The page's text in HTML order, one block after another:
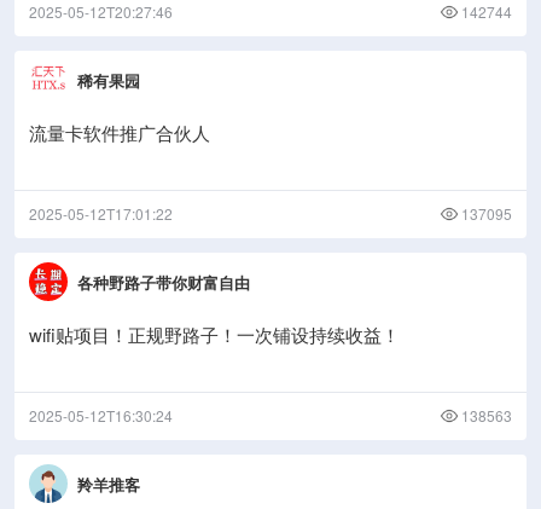
2025-05-12T20:27:46 142744
稀有果园
流量卡软件推广合伙人
2025-05-12T17:01:22 137095
各种野路子带你财富自由
wifi贴项目！正规野路子！一次铺设持续收益！
2025-05-12T16:30:24 138563
羚羊推客